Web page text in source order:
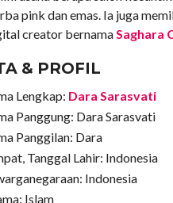
pink dan emas. Ia juga
creator bernamaSaghara
& PROFIL
Lengkap: Dara Sarasvati
Panggung: Dara Sarasvati
Panggilan: Dara
Tanggal Lahir: Indonesia
Indonesia
Islam